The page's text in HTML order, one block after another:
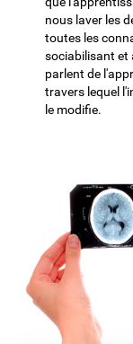
nous laver les
toutes les
sociabilisant et
parlent de
travers lequel
le modifie.